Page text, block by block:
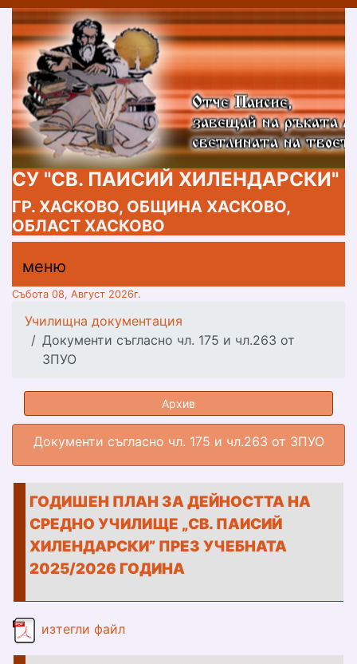
СУ "СВ. ПАИСИЙ ХИЛЕНДАРСКИ"
ГР. ХАСКОВО, ОБЩИНА ХАСКОВО,
ОБЛАСТ ХАСКОВО
меню горно
меню
меню
Събота 08, Август 2026г.
Училищна документация
Документи съгласно чл. 175 и чл.263 от
ЗПУО
Архив
Документи съгласно чл. 175 и чл.263 от ЗПУО
ГОДИШЕН ПЛАН ЗА ДЕЙНОСТТА НА
СРЕДНО УЧИЛИЩЕ „СВ. ПАИСИЙ
ХИЛЕНДАРСКИ” ПРЕЗ УЧЕБНАТА
2025/2026 ГОДИНА
изтегли файлgodishen_plan_2025_26_deinost.pdf